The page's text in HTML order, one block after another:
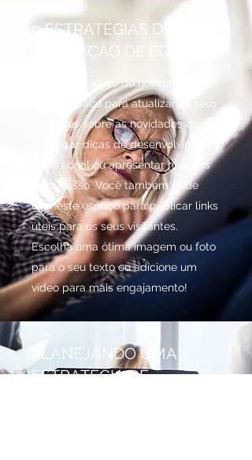
9 ESTRATÉGIAS DE
FORMAÇÃO DE EQUIPES
Esse é um artigo de notícias. É um
ótimo espaço para atualizar os seus
visitantes sobre as novidades do
setor, dar dicas de desenvolvimento
profissional ou apresentar histórias
de sucesso. Você também pode
usar este espaço para publicar links
úteis para os seus visitantes.
Escolha uma ótima imagem ou foto
para o seu texto ou adicione um
vídeo para mais engajamento!
PLANEJANDO UMA
ESTRATÉGIA DE